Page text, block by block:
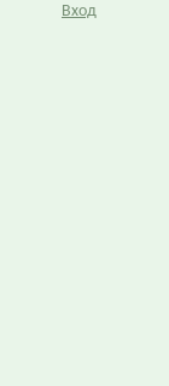
Вход